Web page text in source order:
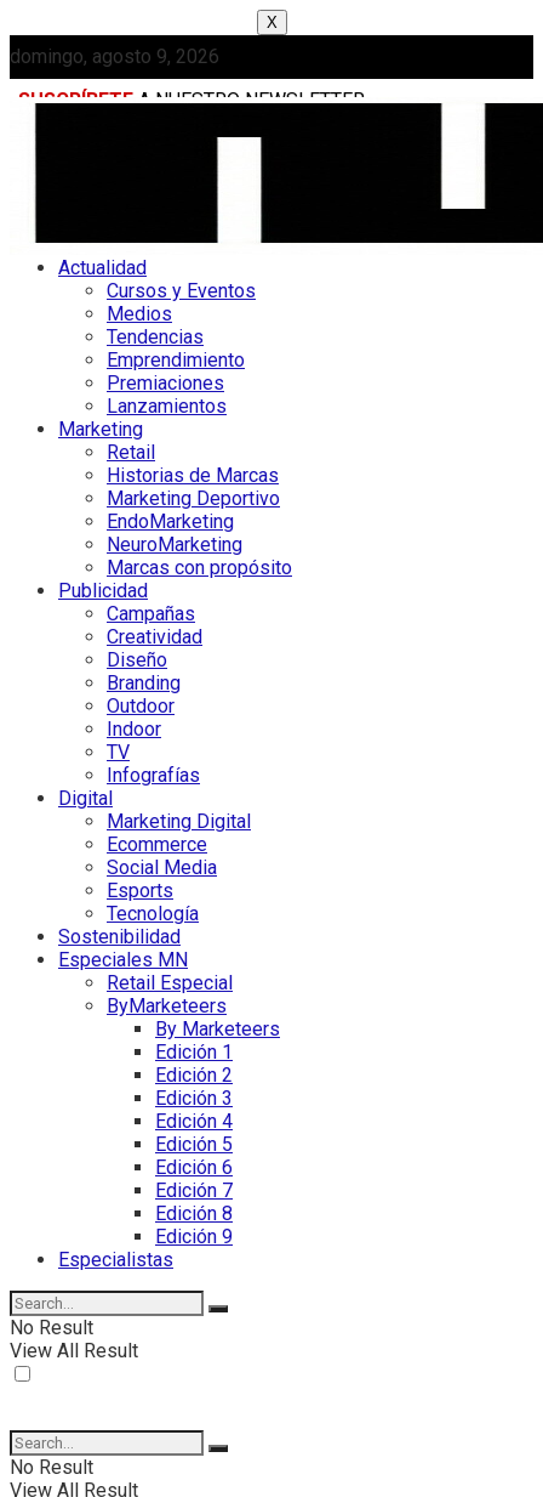
X
domingo, agosto 9, 2026
SUSCRÍBETE A NUESTRO NEWSLETTER
Actualidad
Cursos y Eventos
Medios
Tendencias
Emprendimiento
Premiaciones
Lanzamientos
Marketing
Retail
Historias de Marcas
Marketing Deportivo
EndoMarketing
NeuroMarketing
Marcas con propósito
Publicidad
Campañas
Creatividad
Diseño
Branding
Outdoor
Indoor
TV
Infografías
Digital
Marketing Digital
Ecommerce
Social Media
Esports
Tecnología
Sostenibilidad
Especiales MN
Retail Especial
ByMarketeers
By Marketeers
Edición 1
Edición 2
Edición 3
Edición 4
Edición 5
Edición 6
Edición 7
Edición 8
Edición 9
Especialistas
No Result
View All Result
No Result
View All Result